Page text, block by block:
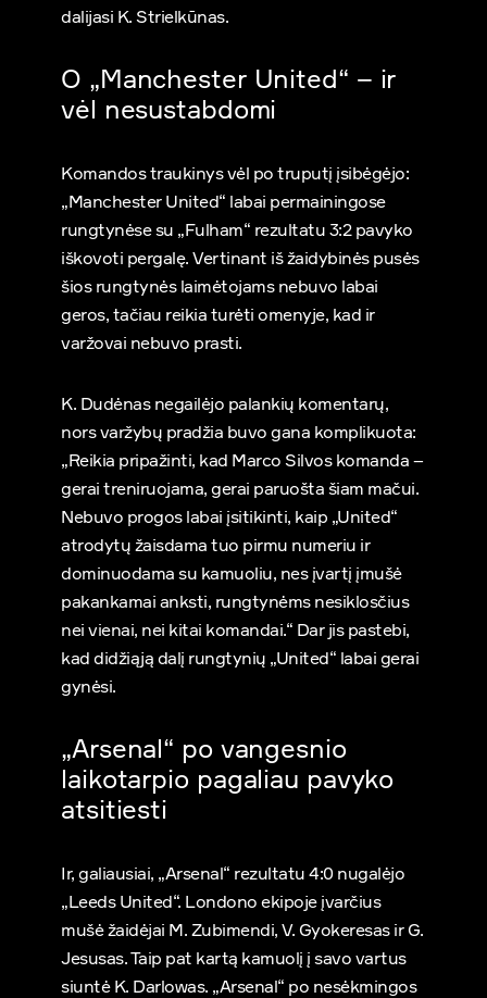
dalijasi K. Strielkūnas.
O „Manchester United“ – ir
vėl nesustabdomi
Komandos traukinys vėl po truputį įsibėgėjo:
„Manchester United“ labai permainingose
rungtynėse su „Fulham“ rezultatu 3:2 pavyko
iškovoti pergalę. Vertinant iš žaidybinės pusės
šios rungtynės laimėtojams nebuvo labai
geros, tačiau reikia turėti omenyje, kad ir
varžovai nebuvo prasti.
K. Dudėnas negailėjo palankių komentarų,
nors varžybų pradžia buvo gana komplikuota:
„Reikia pripažinti, kad Marco Silvos komanda –
gerai treniruojama, gerai paruošta šiam mačui.
Nebuvo progos labai įsitikinti, kaip „United“
atrodytų žaisdama tuo pirmu numeriu ir
dominuodama su kamuoliu, nes įvartį įmušė
pakankamai anksti, rungtynėms nesiklosčius
nei vienai, nei kitai komandai.“ Dar jis pastebi,
kad didžiąją dalį rungtynių „United“ labai gerai
gynėsi.
„Arsenal“ po vangesnio
laikotarpio pagaliau pavyko
atsitiesti
Ir, galiausiai, „Arsenal“ rezultatu 4:0 nugalėjo
„Leeds United“. Londono ekipoje įvarčius
mušė žaidėjai M. Zubimendi, V. Gyokeresas ir G.
Jesusas. Taip pat kartą kamuolį į savo vartus
siuntė K. Darlowas. „Arsenal“ po nesėkmingos